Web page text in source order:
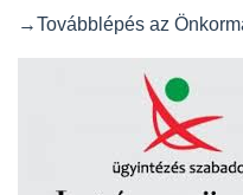
→Továbblépés az